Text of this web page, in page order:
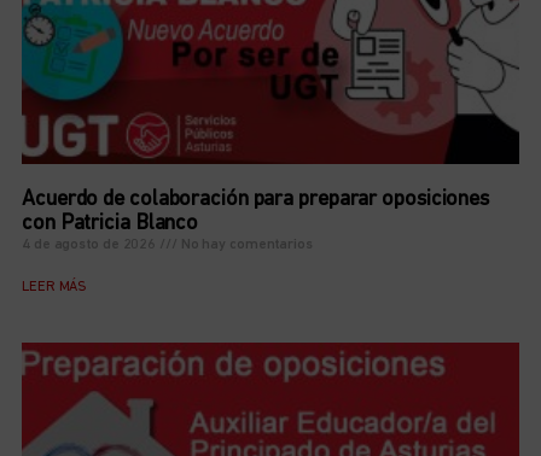
Acuerdo de colaboración para preparar oposiciones
con Patricia Blanco
4 de agosto de 2026 No hay comentarios
LEER MÁS